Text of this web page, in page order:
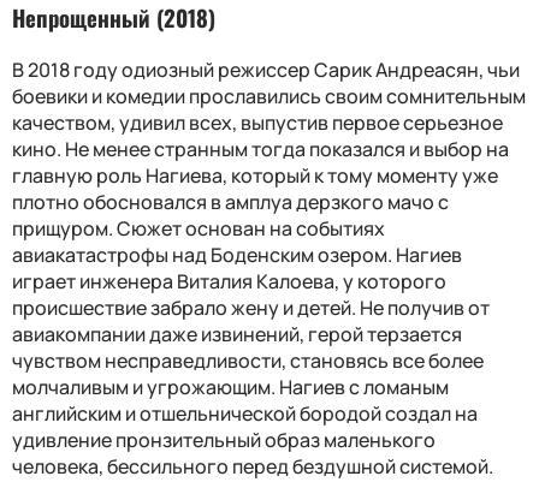
Непрощенный (2018)
В 2018 году одиозный режиссер Сарик Андреасян, чьи
боевики и комедии прославились своим сомнительным
качеством, удивил всех, выпустив первое серьезное
кино. Не менее странным тогда показался и выбор на
главную роль Нагиева, который к тому моменту уже
плотно обосновался в амплуа дерзкого мачо с
прищуром. Сюжет основан на событиях
авиакатастрофы над Боденским озером. Нагиев
играет инженера Виталия Калоева, у которого
происшествие забрало жену и детей. Не получив от
авиакомпании даже извинений, герой терзается
чувством несправедливости, становясь все более
молчаливым и угрожающим. Нагиев с ломаным
английским и отшельнической бородой создал на
удивление пронзительный образ маленького
человека, бессильного перед бездушной системой.